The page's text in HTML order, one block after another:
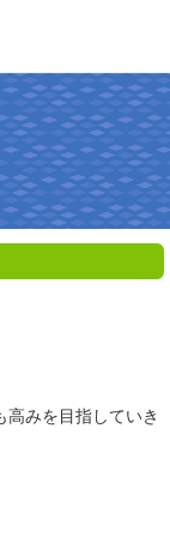
みを目指していき